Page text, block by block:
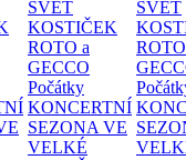
SVĚT
KOSTIČEK
ROTO a
GECCO
Počátky
KONCERTNÍ
SEZONA VE
VELKÉ
SVĚT